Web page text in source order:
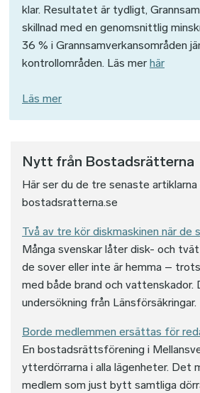
klar. Resultatet är tydligt,
skillnad med en genomsnittlig
36 % i Grannsamverkansområden
kontrollområden. Läs mer här
Läs mer
Nytt från Bostadsrätterna
Här ser du de tre senaste artiklarna
bostadsratterna.se
Två av tre kör diskmaskinen när
Många svenskar låter disk- och
de sover eller inte är hemma –
med både brand och vattenskador.
undersökning från Länsförsäkringar.
Borde medlemmen ersättas för
En bostadsrättsförening i
ytterdörrarna i alla lägenheter. Det
medlem som just bytt samtliga